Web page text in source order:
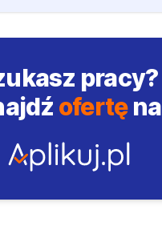
pracy?
ofertęna